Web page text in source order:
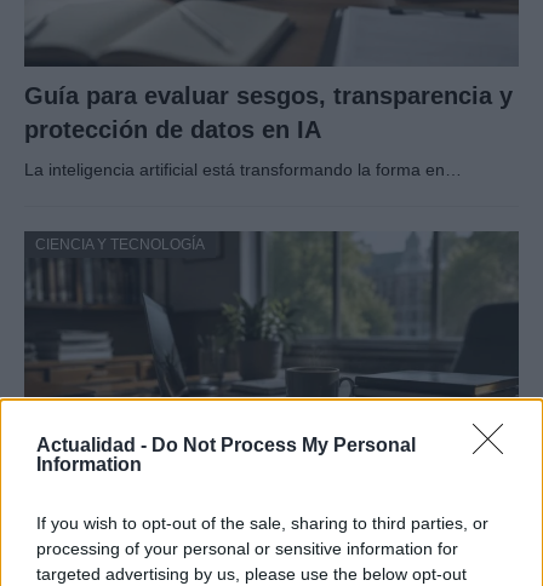
Actualidad - Do Not Process My Personal
Information
If you wish to opt-out of the sale, sharing to third parties, or
processing of your personal or sensitive information for
targeted advertising by us, please use the below opt-out
Guía para evaluar sesgos, transparencia y
protección de datos en IA
La inteligencia artificial está transformando la forma en…
CIENCIA Y TECNOLOGÍA
UJA obtiene cuatro ayudas del programa
Beatriz Galindo en 2026